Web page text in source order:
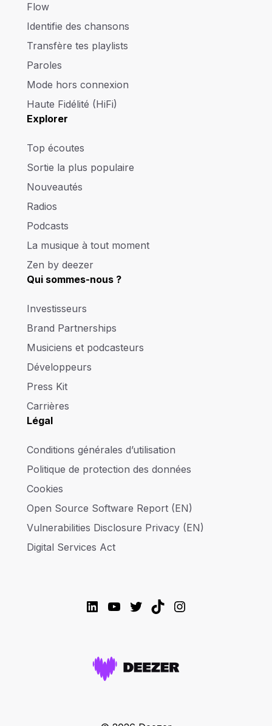
Flow
Identifie des chansons
Transfère tes playlists
Paroles
Mode hors connexion
Haute Fidélité (HiFi)
Explorer
Top écoutes
Sortie la plus populaire
Nouveautés
Radios
Podcasts
La musique à tout moment
Zen by deezer
Qui sommes-nous ?
Investisseurs
Brand Partnerships
Musiciens et podcasteurs
Développeurs
Press Kit
Carrières
Légal
Conditions générales d’utilisation
Politique de protection des données
Cookies
Open Source Software Report (EN)
Vulnerabilities Disclosure Privacy (EN)
Digital Services Act
LinkedIn
YouTube
Twitter
TikTokInstagram